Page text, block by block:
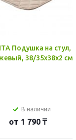
Подушка на стул,
38/35x38x2 см
В наличии
от 1 790 ₸